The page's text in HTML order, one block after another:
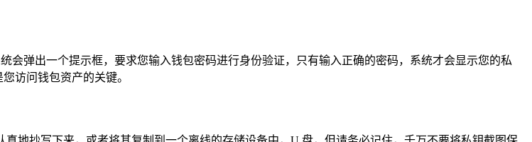
会弹出一个提示框，要求您输入钱包密码进行身份验证，只有输入正确的密码，系统才会显示您的私
访问钱包资产的关键。